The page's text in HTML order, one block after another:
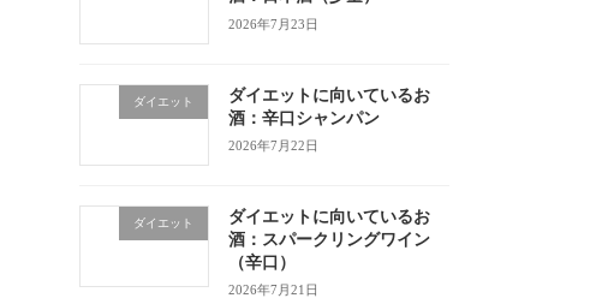
2026年7月23日
ダイエット
ダイエットに向いているお
酒：辛口シャンパン
2026年7月22日
ダイエット
ダイエットに向いているお
酒：スパークリングワイン
（辛口）
2026年7月21日